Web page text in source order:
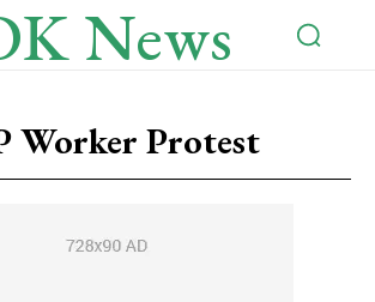
News
Worker Protest